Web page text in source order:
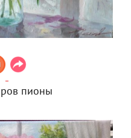
пионы